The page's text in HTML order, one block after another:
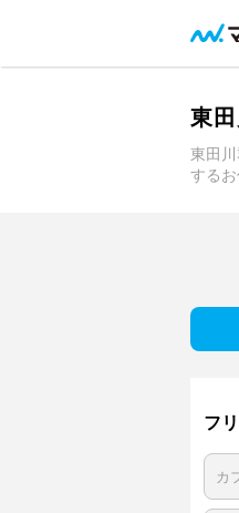
東
東田
する
フ